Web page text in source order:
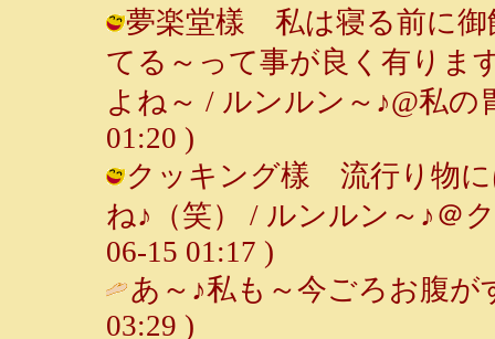
夢楽堂樣 私は寝る前に御
てる～って事が良く有りま
よね～ / ルンルン～♪@私の
01:20 )
クッキング樣 流行り物に
ね♪（笑） / ルンルン～♪＠
06-15 01:17 )
あ～♪私も～今ごろお腹
03:29 )